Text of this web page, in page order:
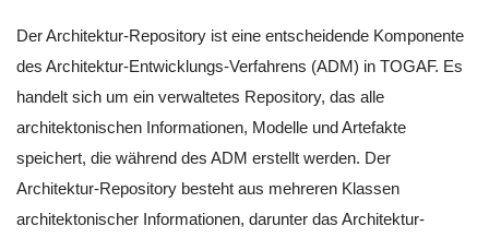
Der Architektur-Repository ist eine entscheidende Komponente
des Architektur-Entwicklungs-Verfahrens (ADM) in TOGAF. Es
handelt sich um ein verwaltetes Repository, das alle
architektonischen Informationen, Modelle und Artefakte
speichert, die während des ADM erstellt werden. Der
Architektur-Repository besteht aus mehreren Klassen
architektonischer Informationen, darunter das Architektur-